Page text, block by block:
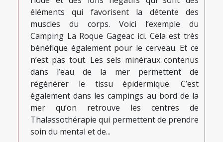
éléments qui favorisent la détente des
muscles du corps. Voici l’exemple du
Camping La Roque Gageac ici. Cela est très
bénéfique également pour le cerveau. Et ce
n’est pas tout. Les sels minéraux contenus
dans l’eau de la mer permettent de
régénérer le tissu épidermique. C’est
également dans les campings au bord de la
mer qu’on retrouve les centres de
Thalassothérapie qui permettent de prendre
soin du mental et de...